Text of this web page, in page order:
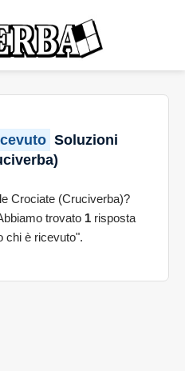
Soluzioni
Crociate (Cruciverba)?
trovato 1 risposta
chi è ricevuto".